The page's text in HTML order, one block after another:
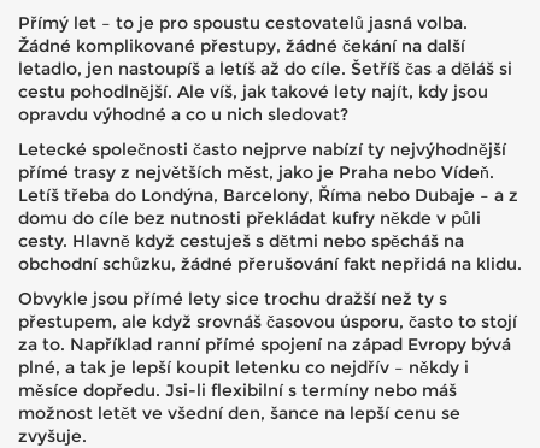
Přímý let – to je pro spoustu cestovatelů jasná volba.
Žádné komplikované přestupy, žádné čekání na další
letadlo, jen nastoupíš a letíš až do cíle. Šetříš čas a děláš si
cestu pohodlnější. Ale víš, jak takové lety najít, kdy jsou
opravdu výhodné a co u nich sledovat?
Letecké společnosti často nejprve nabízí ty nejvýhodnější
přímé trasy z největších měst, jako je Praha nebo Vídeň.
Letíš třeba do Londýna, Barcelony, Říma nebo Dubaje – a z
domu do cíle bez nutnosti překládat kufry někde v půli
cesty. Hlavně když cestuješ s dětmi nebo spěcháš na
obchodní schůzku, žádné přerušování fakt nepřidá na klidu.
Obvykle jsou přímé lety sice trochu dražší než ty s
přestupem, ale když srovnáš časovou úsporu, často to stojí
za to. Například ranní přímé spojení na západ Evropy bývá
plné, a tak je lepší koupit letenku co nejdřív – někdy i
měsíce dopředu. Jsi-li flexibilní s termíny nebo máš
možnost letět ve všední den, šance na lepší cenu se
zvyšuje.